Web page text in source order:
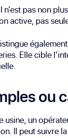
n’est pas non
active, pas
Elle cible
ou
usine, un
Il peut suivre